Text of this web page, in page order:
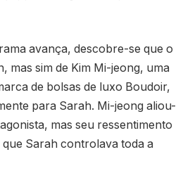
avança, descobre-se que o
mas sim de Kim Mi-jeong, uma
de bolsas de luxo Boudoir,
para Sarah. Mi-jeong aliou-
mas seu ressentimento
Sarah controlava toda a